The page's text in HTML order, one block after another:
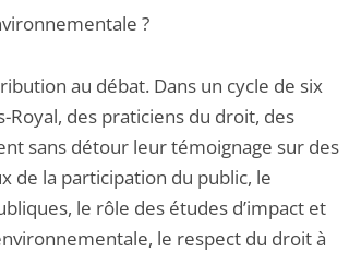
?
au débat. Dans un cycle de six
Royal, des praticiens du droit, des
sans détour leur témoignage sur des
de la participation du public, le
le rôle des études d’impact et
le respect du droit à